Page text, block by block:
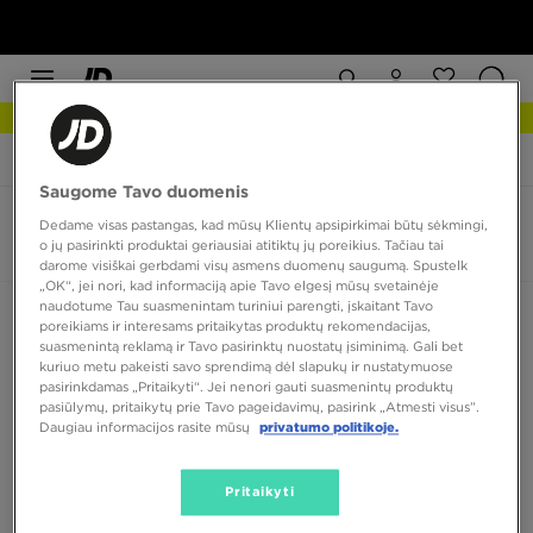
JD Sports Nike Air Max 90 Futura
Nike Air Max 90 Futura
0 produktų
Rūšiuoti:Rekomenduojama Filtruoti
Nėra produktų, kuriuos būtų galima parodyti
Saugome Tavo duomenis
Dedame visas pastangas, kad mūsų Klientų apsipirkimai būtų sėkmingi,
o jų pasirinkti produktai geriausiai atitiktų jų poreikius. Tačiau tai
darome visiškai gerbdami visų asmens duomenų saugumą. Spustelk
„OK“, jei nori, kad informaciją apie Tavo elgesį mūsų svetainėje
naudotume Tau suasmenintam turiniui parengti, įskaitant Tavo
poreikiams ir interesams pritaikytas produktų rekomendacijas,
suasmenintą reklamą ir Tavo pasirinktų nuostatų įsiminimą. Gali bet
kuriuo metu pakeisti savo sprendimą dėl slapukų ir nustatymuose
pasirinkdamas „Pritaikyti“. Jei nenori gauti suasmenintų produktų
pasiūlymų, pritaikytų prie Tavo pageidavimų, pasirink „Atmesti visus”.
Daugiau informacijos rasite mūsų
privatumo politikoje.
Pritaikyti